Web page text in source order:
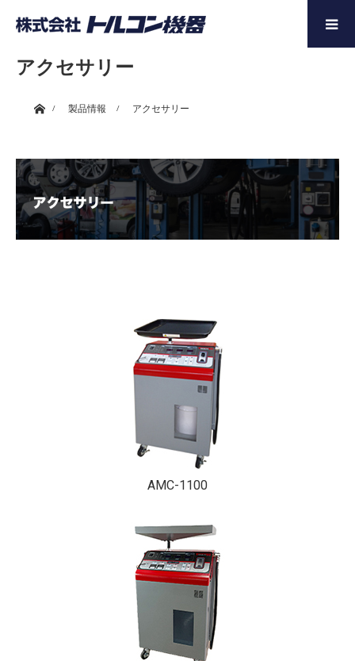
アクセサリー
ホーム製品情報 アクセサリー
AMC-1100